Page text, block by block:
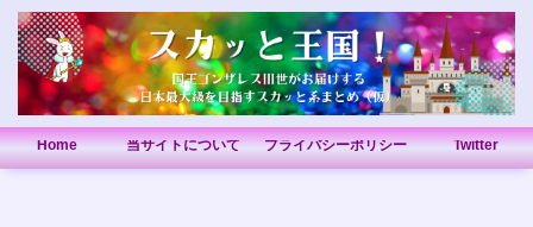
Home 当サイトについて プライバシーポリシー Twitter